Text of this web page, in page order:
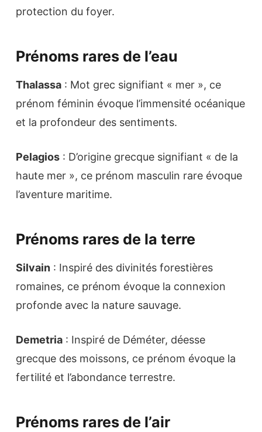
protection du foyer.
Prénoms rares de l’eau
Thalassa : Mot grec signifiant « mer », ce
prénom féminin évoque l’immensité océanique
et la profondeur des sentiments.
Pelagios : D’origine grecque signifiant « de la
haute mer », ce prénom masculin rare évoque
l’aventure maritime.
Prénoms rares de la terre
Silvain : Inspiré des divinités forestières
romaines, ce prénom évoque la connexion
profonde avec la nature sauvage.
Demetria : Inspiré de Déméter, déesse
grecque des moissons, ce prénom évoque la
fertilité et l’abondance terrestre.
Prénoms rares de l’air